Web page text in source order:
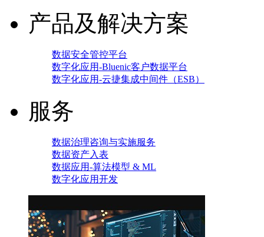
产品及解决方案
数据安全管控平台
数字化应用-Bluenic客户数据平台
数字化应用-云捷集成中间件（ESB）
服务
数据治理咨询与实施服务
数据资产入表
数据应用-算法模型 & ML
数字化应用开发